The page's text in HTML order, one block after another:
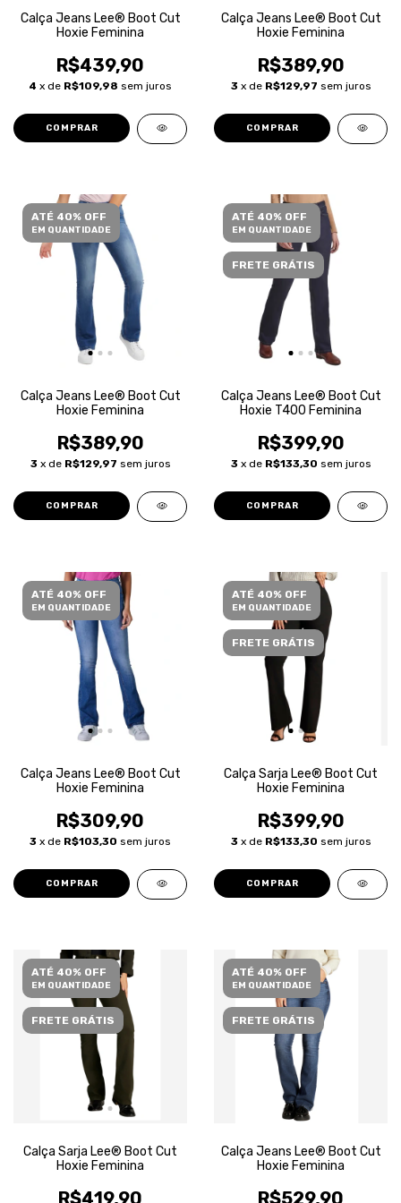
Calça Jeans Lee® Boot Cut
Hoxie Feminina
R$439,90
4 x de R$109,98 sem juros
COMPRAR
Calça Jeans Lee® Boot Cut
Hoxie Feminina
R$389,90
3 x de R$129,97 sem juros
COMPRAR
ATÉ 40% OFF
EM QUANTIDADE
Calça Jeans Lee® Boot Cut
Hoxie Feminina
R$389,90
3 x de R$129,97 sem juros
COMPRAR
ATÉ 40% OFF
EM QUANTIDADE
FRETE GRÁTIS
Calça Jeans Lee® Boot Cut
Hoxie T400 Feminina
R$399,90
3 x de R$133,30 sem juros
COMPRAR
ATÉ 40% OFF
EM QUANTIDADE
Calça Jeans Lee® Boot Cut
Hoxie Feminina
R$309,90
3 x de R$103,30 sem juros
COMPRAR
ATÉ 40% OFF
EM QUANTIDADE
FRETE GRÁTIS
Calça Sarja Lee® Boot Cut
Hoxie Feminina
R$399,90
3 x de R$133,30 sem juros
COMPRAR
ATÉ 40% OFF
EM QUANTIDADE
FRETE GRÁTIS
Calça Sarja Lee® Boot Cut
Hoxie Feminina
R$419,90
ATÉ 40% OFF
EM QUANTIDADE
FRETE GRÁTIS
Calça Jeans Lee® Boot Cut
Hoxie Feminina
R$529,90